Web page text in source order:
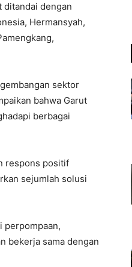
dengan
Hermansyah,
sektor
bahwa Garut
berbagai
respons positif
sejumlah solusi
perpompaan,
bekerja sama dengan